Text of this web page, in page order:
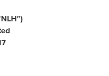
")